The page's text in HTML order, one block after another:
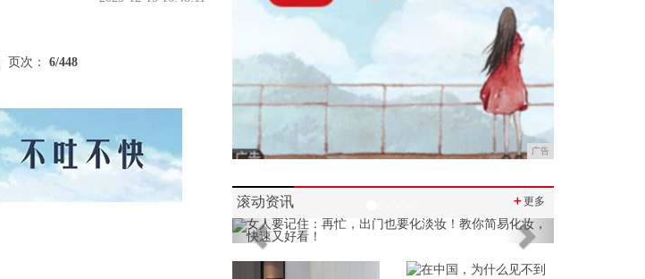
页次： 6/448
广告
滚动资讯 ＋更多
Previous Next